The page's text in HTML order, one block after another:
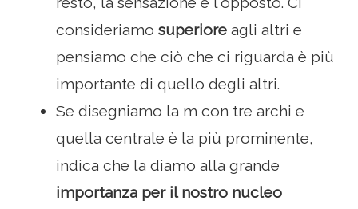
consideriamo superiore agli altri e
pensiamo che ciò che ci riguarda è più
importante di quello degli altri.
Se disegniamo la m con tre archi e
quella centrale è la più prominente,
indica che la diamo alla grande
importanza per il nostro nucleo